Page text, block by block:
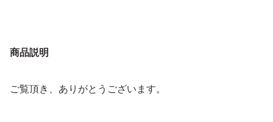
商品説明
ご覧頂き、ありがとうございます。